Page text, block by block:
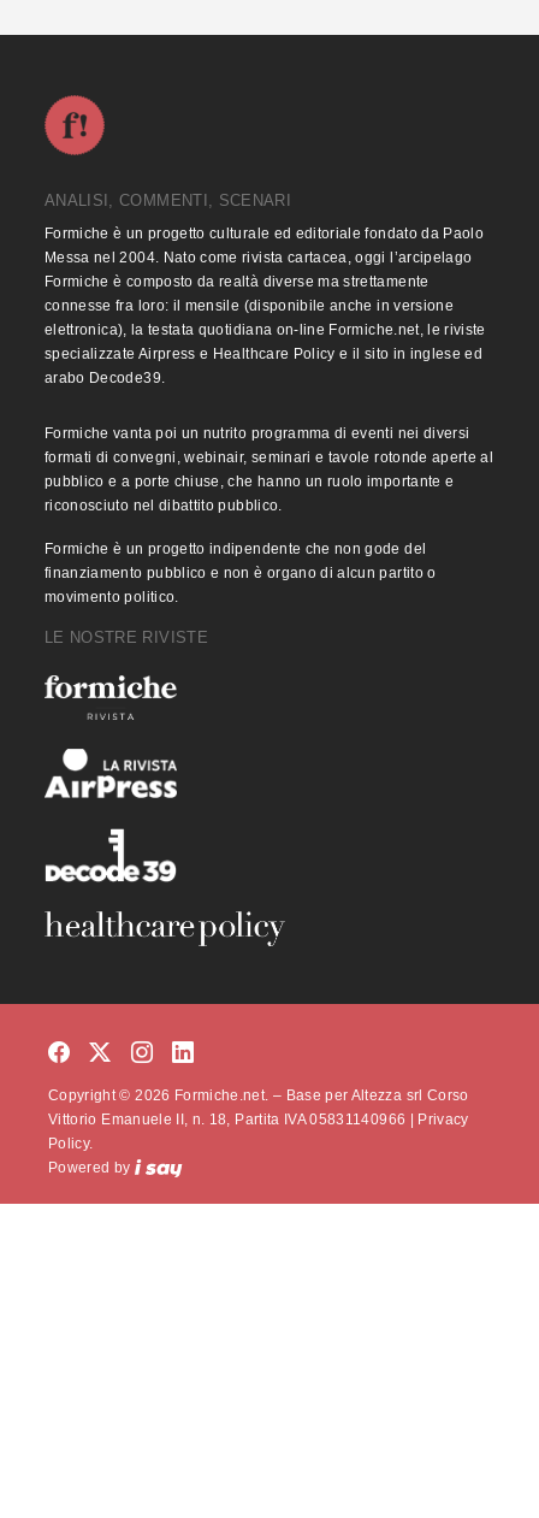
ANALISI, COMMENTI, SCENARI
Formiche è un progetto culturale ed editoriale fondato da Paolo
Messa nel 2004. Nato come rivista cartacea, oggi l’arcipelago
Formiche è composto da realtà diverse ma strettamente
connesse fra loro: il mensile (disponibile anche in versione
elettronica), la testata quotidiana on-line Formiche.net, le riviste
specializzate Airpress e Healthcare Policy e il sito in inglese ed
arabo Decode39.
Formiche vanta poi un nutrito programma di eventi nei diversi
formati di convegni, webinair, seminari e tavole rotonde aperte al
pubblico e a porte chiuse, che hanno un ruolo importante e
riconosciuto nel dibattito pubblico.
Formiche è un progetto indipendente che non gode del
finanziamento pubblico e non è organo di alcun partito o
movimento politico.
LE NOSTRE RIVISTE
Copyright © 2026 Formiche.net. – Base per Altezza srl Corso
Vittorio Emanuele II, n. 18, Partita IVA 05831140966 | Privacy
Policy.
Powered by